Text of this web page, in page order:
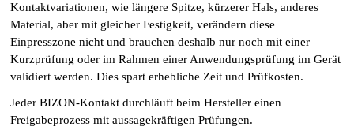
Kontaktvariationen, wie längere Spitze, kürzerer Hals, anderes
Material, aber mit gleicher Festigkeit, verändern diese
Einpresszone nicht und brauchen deshalb nur noch mit einer
Kurzprüfung oder im Rahmen einer Anwendungsprüfung im Gerät
validiert werden. Dies spart erhebliche Zeit und Prüfkosten.
Jeder BIZON-Kontakt durchläuft beim Hersteller einen
Freigabeprozess mit aussagekräftigen Prüfungen.